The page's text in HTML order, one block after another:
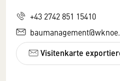
+43 2742 851 15410
Visitenkarte